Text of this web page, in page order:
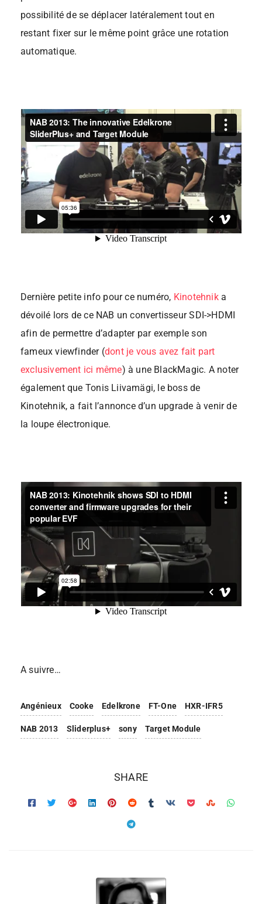
possibilité de se déplacer latéralement tout en
restant fixer sur le même point grâce une rotation
automatique.
Dernière petite info pour ce numéro, Kinotehnika
dévoilé lors de ce NAB un convertisseur SDI->HDMI
afin de permettre d’adapter par exemple son
fameux viewfinder (dont je vous avez fait part
exclusivement ici même) à une BlackMagic. A noter
également que Tonis Liivamägi, le boss de
Kinotehnik, a fait l’annonce d’un upgrade à venir de
la loupe électronique.
A suivre…
Angénieux Cooke Edelkrone FT-One HXR-IFR5
NAB 2013 Sliderplus+ sony Target Module
SHARE